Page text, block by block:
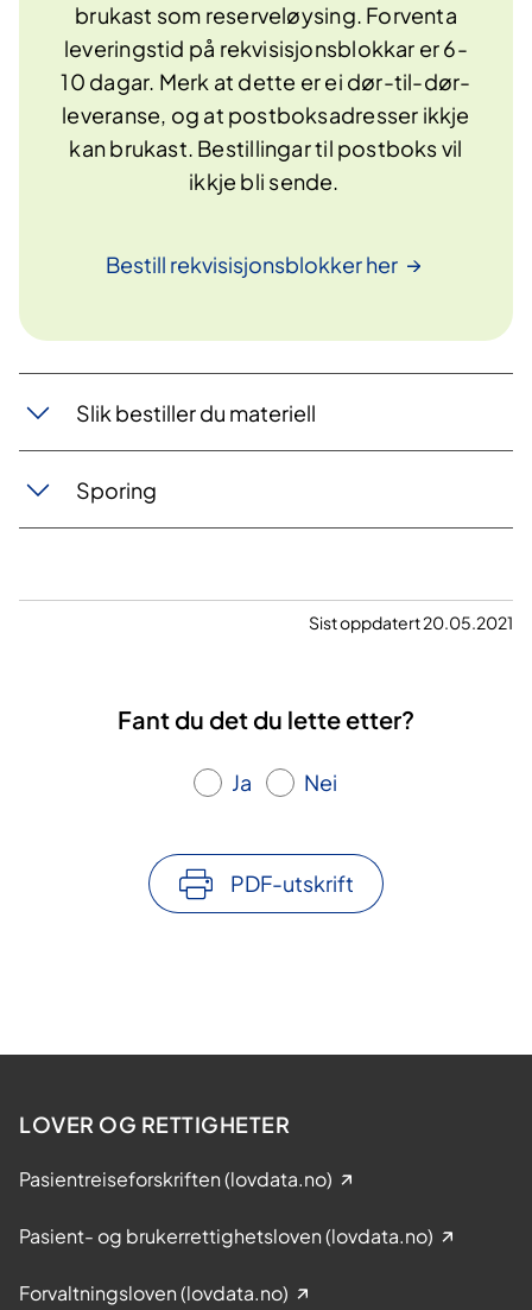
brukast som reserveløysing. Forventa
leveringstid på rekvisisjonsblokkar er 6-
10 dagar. Merk at dette er ei dør-til-dør-
leveranse, og at postboksadresser ikkje
kan brukast. Bestillingar til postboks vil
ikkje bli sende.
Bestill rekvisisjonsblokkerher
Slik bestiller du materiell
Sporing
Sist oppdatert 20.05.2021
Fant du det du lette etter?
Ja Nei
PDF-utskrift
LOVER OG RETTIGHETER
Pasientreiseforskriften (lovdata.no)
Pasient- og brukerrettighetsloven (lovdata.no)
Forvaltningsloven (lovdata.no)